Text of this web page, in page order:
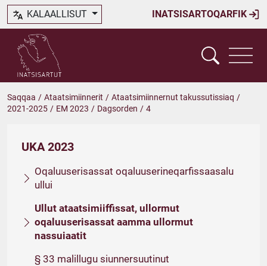
INATSISARTOQARFIK
KALAALLISUT
Saqqaa / Ataatsimiinnerit / Ataatsimiinnernut takussutissiaq /
2021-2025 / EM 2023 / Dagsorden / 4
UKA 2023
Oqaluuserisassat oqaluuserineqarfissaasalu
ullui
Ullut ataatsimiiffissat, ullormut
oqaluuserisassat aamma ullormut
nassuiaatit
§ 33 malillugu siunnersuutinut